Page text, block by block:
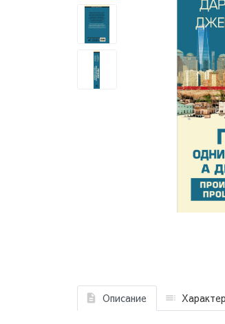
Описание